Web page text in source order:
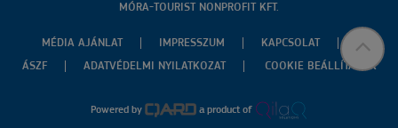
MÓRA-TOURIST NONPROFIT KFT.
MÉDIA AJÁNLAT IMPRESSZUM
KAPCSOLAT
ÁSZF
ADATVÉDELMI NYILATKOZAT COOKIE BEÁLLÍTÁSOK
Powered by a product of